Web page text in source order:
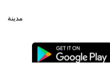
مدينة